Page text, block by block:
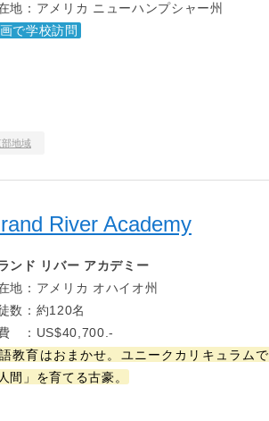
地：アメリカ ニューハンプシャー州
で学校訪問
地域
River Academy
ンド リバー アカデミー
地：アメリカ オハイオ州
数：約120名
：US$40,700.-
教育はおまかせ。ユニークカリキュラムで
人間」を育てる古豪。